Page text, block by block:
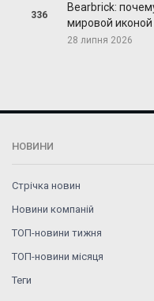
336
Bearbrick:
мировой
28 липня 2026
НОВИНИ
Стрічка новин
Новини компаній
ТОП-новини тижня
ТОП-новини місяця
Теги